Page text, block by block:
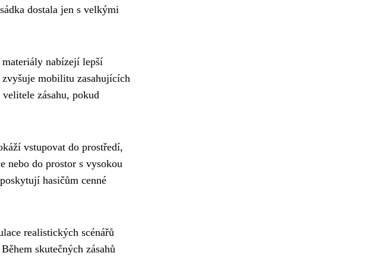
dostala jen s velkými
nabízejí lepší
mobilitu zasahujících
zásahu, pokud
vstupovat do prostředí,
nebo do prostor s vysokou
hasičům cenné
realistických scénářů
skutečných zásahů